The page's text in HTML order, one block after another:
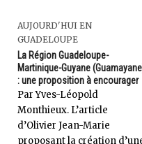
AUJOURD'HUI EN
GUADELOUPE
La Région Guadeloupe-
Martinique-Guyane
: une proposition à encourager
Par Yves-Léopold
Monthieux. L’article
d’Olivier Jean-Marie
proposant la création